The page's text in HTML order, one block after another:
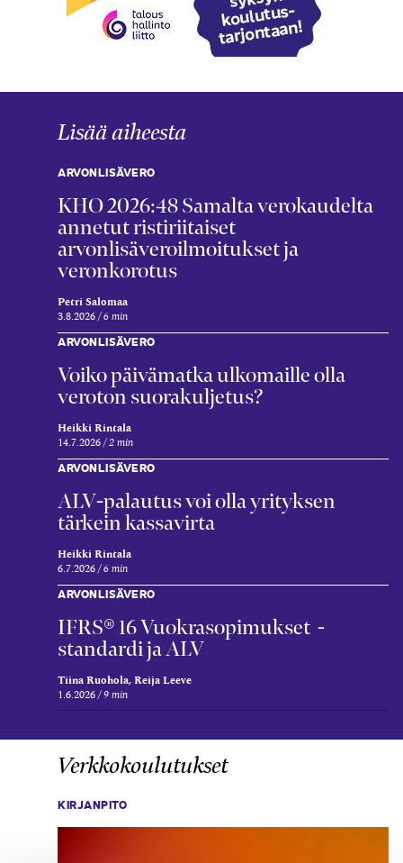
Lisää aiheesta
ARVONLISÄVERO
KHO 2026:48 Samalta verokaudelta
annetut ristiriitaiset
arvonlisäveroilmoitukset ja
veronkorotus
Petri Salomaa
3.8.2026 6 min
ARVONLISÄVERO
Voiko päivämatka ulkomaille olla
veroton suorakuljetus?
Heikki Rintala
14.7.2026 2 min
ARVONLISÄVERO
ALV-palautus voi olla yrityksen
tärkein kassavirta
Heikki Rintala
6.7.2026 6 min
ARVONLISÄVERO
IFRS® 16 Vuokrasopimukset -
standardi ja ALV
Tiina Ruohola, Reija Leeve
1.6.2026 9 min
Verkkokoulutukset
KIRJANPITO